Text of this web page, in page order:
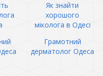
Як знайти
хорошого
міколога в Одесі
Грамотний
дерматолог Одеса